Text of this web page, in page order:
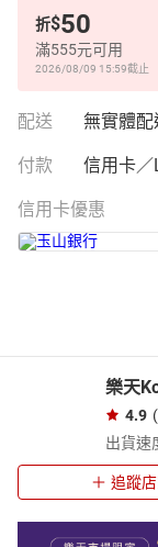
折$50
滿555元可用
2026/08/09 15:59截止
配送 無實體配
付款 信用卡／
信用卡優惠
樂天
4.9
出貨速
追蹤